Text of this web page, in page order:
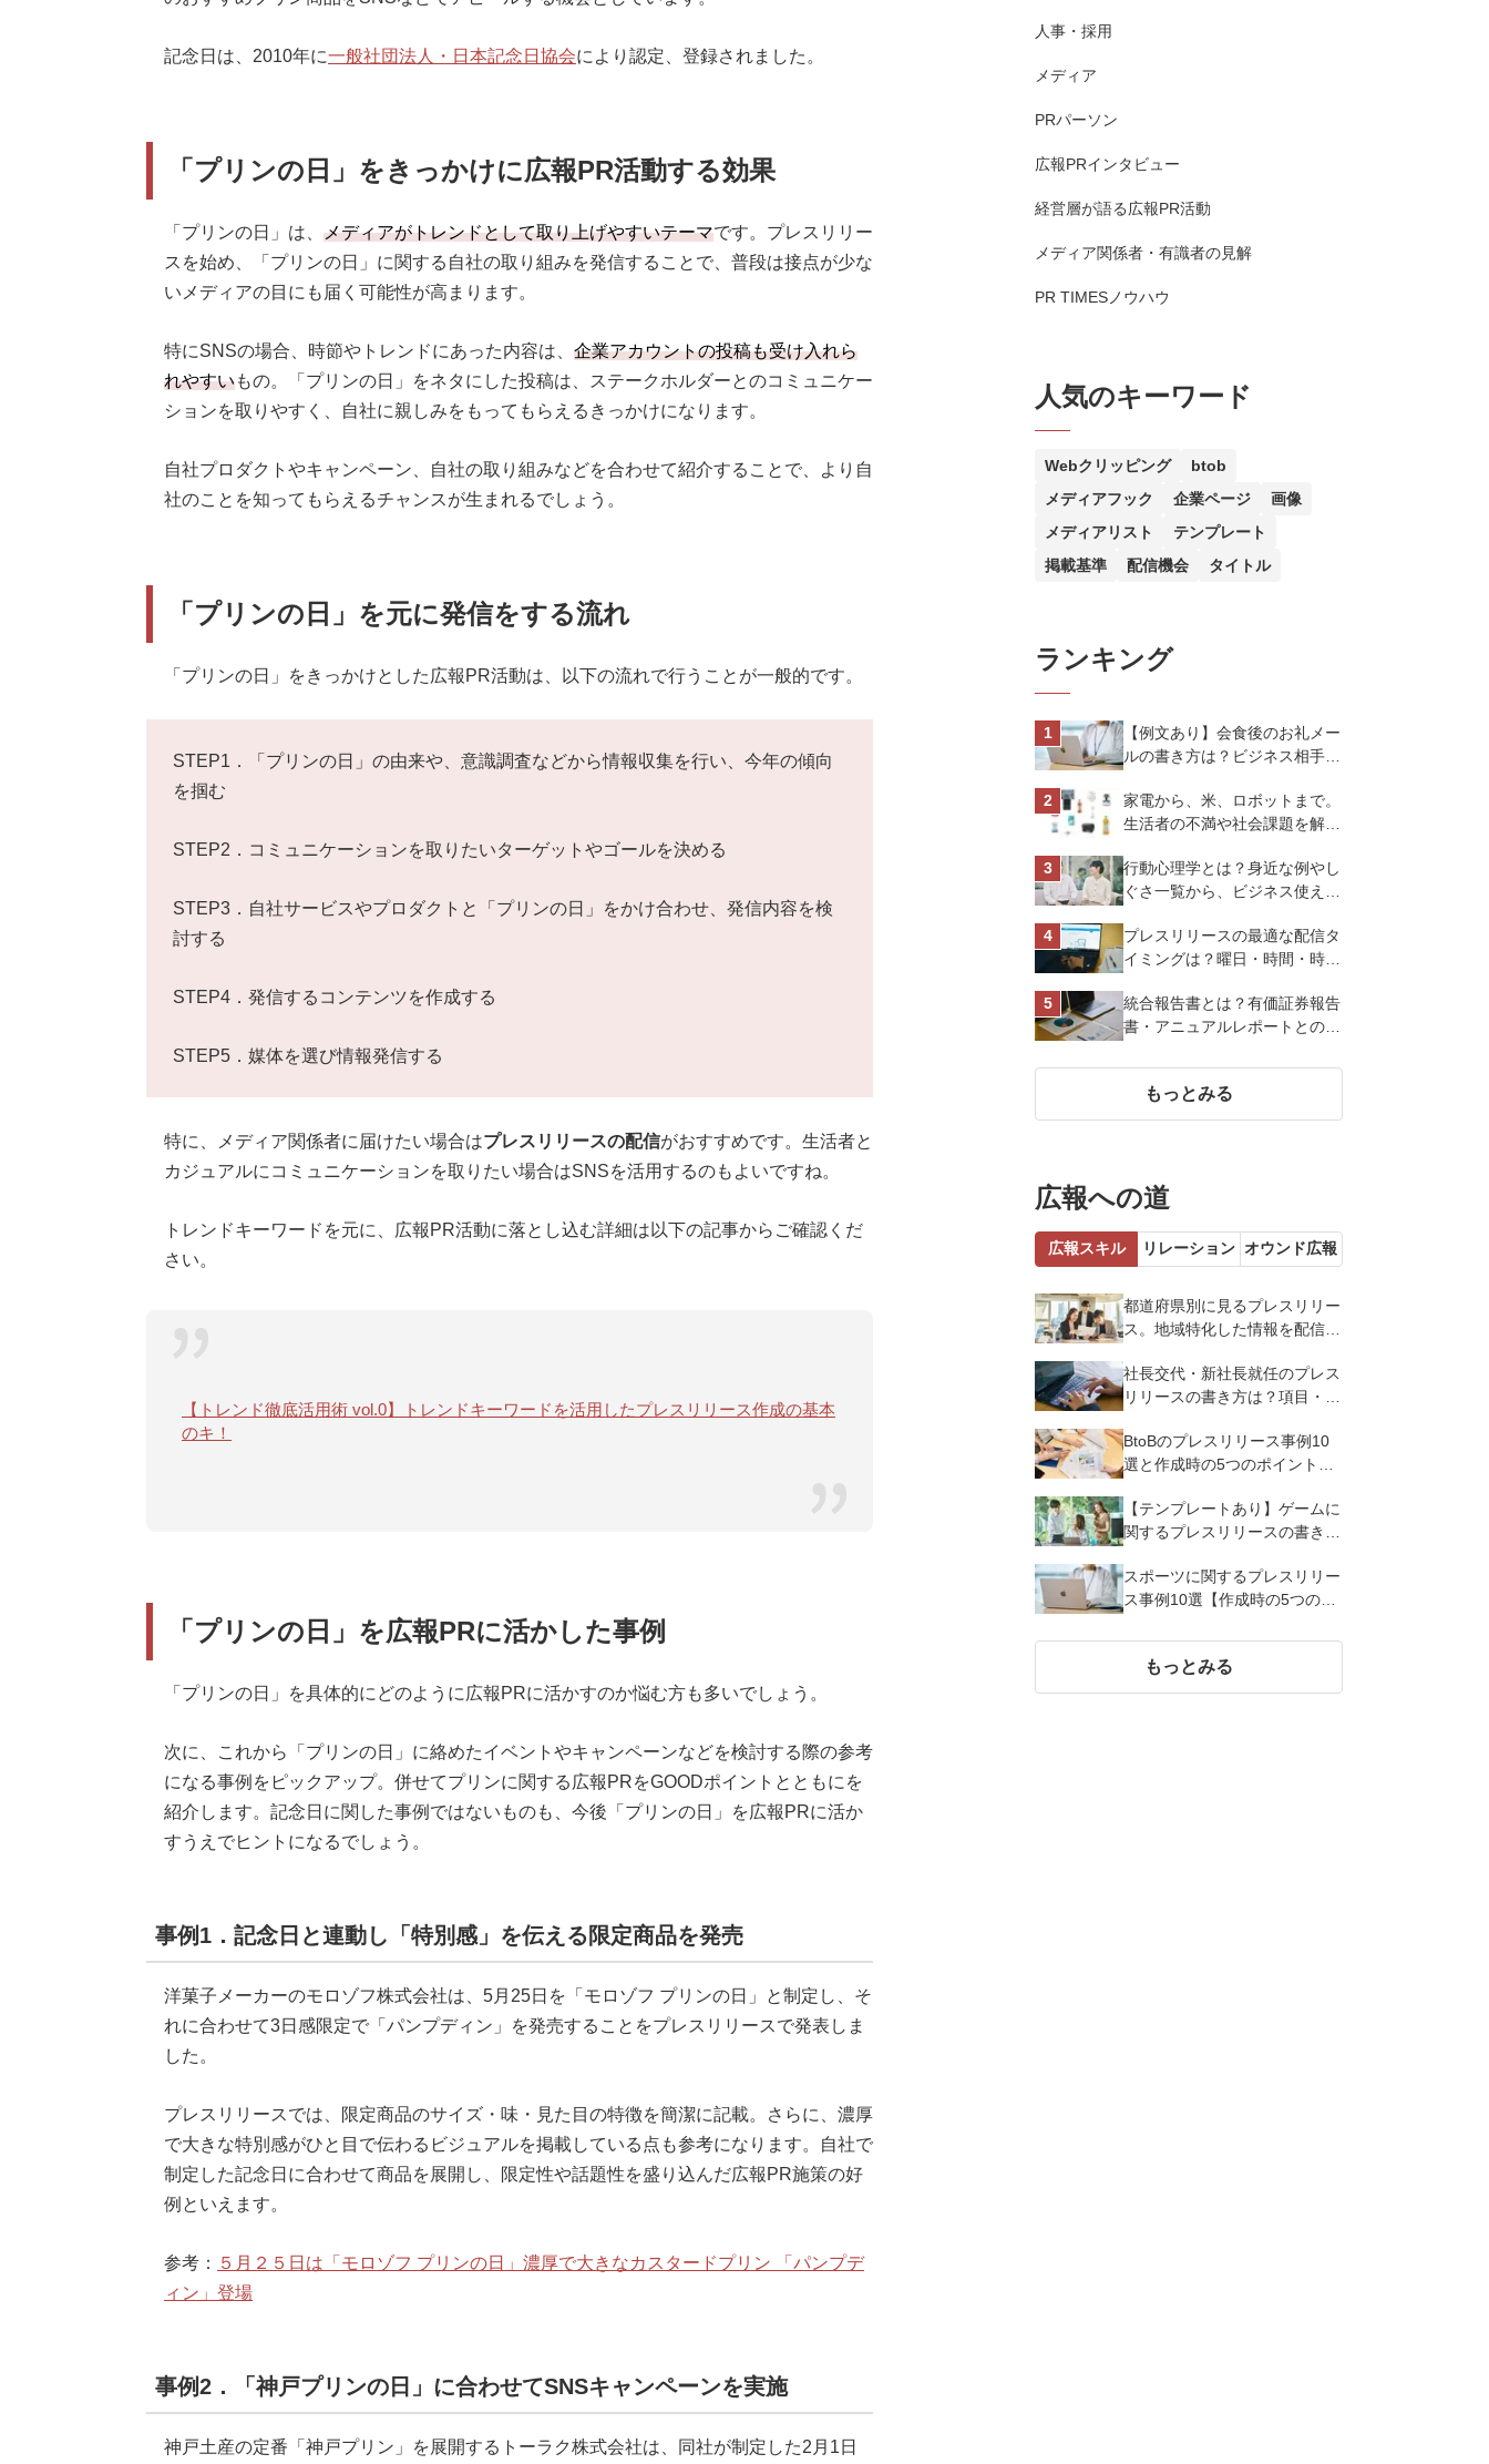
記念日は、2010年に一般社団法人・日本記念日協会により認定、登録されました。
「プリンの日」をきっかけに広報PR活動する効果
「プリンの日」は、 メディアがトレンドとして取り上げやすいテーマです。プレスリリー
スを始め、「プリンの日」に関する自社の取り組みを発信することで、普段は接点が少な
いメディアの目にも届く可能性が高まります。
特にSNSの場合、時節やトレンドにあった内容は、 企業アカウントの投稿も受け入れら
れやすいもの。「プリンの日」をネタにした投稿は、ステークホルダーとのコミュニケー
ションを取りやすく、自社に親しみをもってもらえるきっかけになります。
自社プロダクトやキャンペーン、自社の取り組みなどを合わせて紹介することで、より自
社のことを知ってもらえるチャンスが生まれるでしょう。
「プリンの日」を元に発信をする流れ
「プリンの日」をきっかけとした広報PR活動は、以下の流れで行うことが一般的です。
STEP1．「プリンの日」の由来や、意識調査などから情報収集を行い、今年の傾向
を掴む
STEP2．コミュニケーションを取りたいターゲットやゴールを決める
STEP3．自社サービスやプロダクトと「プリンの日」をかけ合わせ、発信内容を検
討する
STEP4．発信するコンテンツを作成する
STEP5．媒体を選び情報発信する
特に、メディア関係者に届けたい場合はプレスリリースの配信がおすすめです。生活者と
カジュアルにコミュニケーションを取りたい場合はSNSを活用するのもよいですね。
トレンドキーワードを元に、広報PR活動に落とし込む詳細は以下の記事からご確認くだ
さい。
【トレンド徹底活用術 vol.0】トレンドキーワードを活用したプレスリリース作成の基本
のキ！
「プリンの日」を広報PRに活かした事例
「プリンの日」を具体的にどのように広報PRに活かすのか悩む方も多いでしょう。
次に、これから「プリンの日」に絡めたイベントやキャンペーンなどを検討する際の参考
になる事例をピックアップ。併せてプリンに関する広報PRをGOODポイントとともにを
紹介します。記念日に関した事例ではないものも、今後「プリンの日」を広報PRに活か
すうえでヒントになるでしょう。
事例1．記念日と連動し「特別感」を伝える限定商品を発売
洋菓子メーカーのモロゾフ株式会社は、5月25日を「モロゾフ プリンの日」と制定し、そ
れに合わせて3日感限定で「パンプディン」を発売することをプレスリリースで発表しま
した。
プレスリリースでは、限定商品のサイズ・味・見た目の特徴を簡潔に記載。さらに、濃厚
で大きな特別感がひと目で伝わるビジュアルを掲載している点も参考になります。自社で
制定した記念日に合わせて商品を展開し、限定性や話題性を盛り込んだ広報PR施策の好
例といえます。
参考：
５月２５日は「モロゾフ プリンの日」濃厚で大きなカスタードプリン 「パンプデ
ィン」登場
事例2．「神戸プリンの日」に合わせてSNSキャンペーンを実施
神戸土産の定番「神戸プリン」を展開するトーラク株式会社は、同社が制定した2月1日
人事・採用
メディア
PRパーソン
広報PRインタビュー
経営層が語る広報PR活動
メディア関係者・有識者の見解
PR TIMESノウハウ
人気のキーワード
Webクリッピング
btob
メディアフック
企業ページ
画像
メディアリスト
テンプレート
掲載基準
配信機会 タイトル
ランキング
【例文あり】会食後のお礼メー
ルの書き方は？ビジネス相手に
トを解説
家電から、米、ロボットまで。
生活者の不満や社会課題を解決
スオーヤマ株式会社
行動心理学とは？身近な例やし
ぐさ一覧から、ビジネス使える
プレスリリースの最適な配信タ
イミングは？曜日・時間・時期
化させよう
統合報告書とは？有価証券報告
書・アニュアルレポートとの違
もっとみる
広報への道
広報スキル リレーション オウンド広報
都道府県別に見るプレスリリー
ス。地域特化した情報を配信す
社長交代・新社長就任のプレス
リリースの書き方は？項目・ポ
BtoBのプレスリリース事例10
選と作成時の5つのポイントを
【テンプレートあり】ゲームに
関するプレスリリースの書き方
スポーツに関するプレスリリー
ス事例10選【作成時の5つのポ
もっとみる